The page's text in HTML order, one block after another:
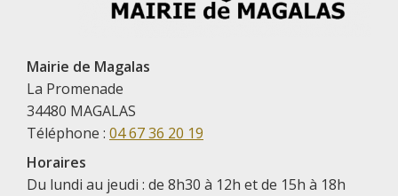
Mairie de Magalas
La Promenade
34480 MAGALAS
Téléphone : 04 67 36 20 19
Horaires
Du lundi au jeudi : de 8h30 à 12h et de 15h à 18h